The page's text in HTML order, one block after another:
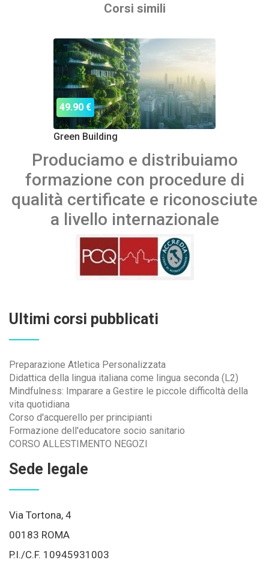
Corsi simili
49.90 €
Green Building
Produciamo e distribuiamo
formazione con procedure di
qualità certificate e riconosciute
a livello internazionale
Ultimi corsi pubblicati
Preparazione Atletica Personalizzata
Didattica della lingua italiana come lingua seconda (L2)
Mindfulness: Imparare a Gestire le piccole difficoltà della
vita quotidiana
Corso d'acquerello per principianti
Formazione dell'educatore socio sanitario
CORSO ALLESTIMENTO NEGOZI
Sede legale
Via Tortona, 4
00183 ROMA
P.I./C.F. 10945931003